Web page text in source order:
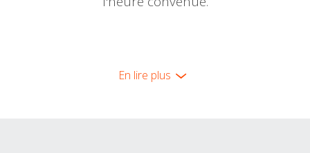
En lire plus